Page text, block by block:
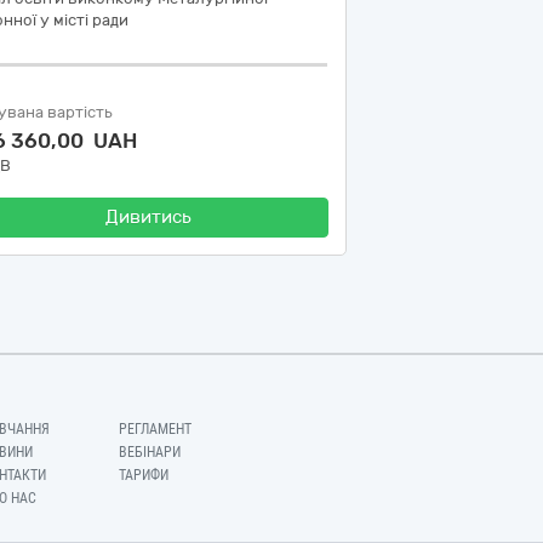
у місті ради
вартість
360,00 UAH
Дивитись
НАС
РЕГЛАМЕНТ
ВЕБІНАРИ
ТАРИФИ